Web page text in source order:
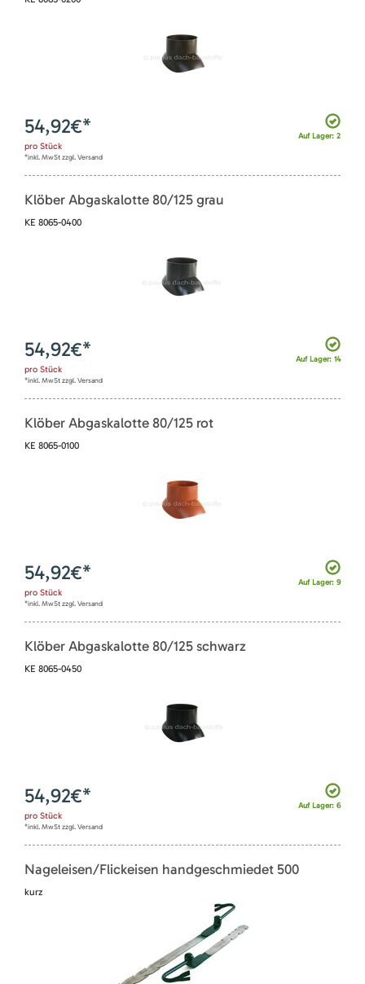
Auf Lager: 2
54,92€*
pro Stück
*inkl. MwSt zzgl. Versand
Klöber Abgaskalotte 80/125 grau
KE 8065-0400
Auf Lager: 14
54,92€*
pro Stück
*inkl. MwSt zzgl. Versand
Klöber Abgaskalotte 80/125 rot
KE 8065-0100
Auf Lager: 9
54,92€*
pro Stück
*inkl. MwSt zzgl. Versand
Klöber Abgaskalotte 80/125 schwarz
KE 8065-0450
Auf Lager: 6
54,92€*
pro Stück
*inkl. MwSt zzgl. Versand
Nageleisen/Flickeisen handgeschmiedet 500
kurz